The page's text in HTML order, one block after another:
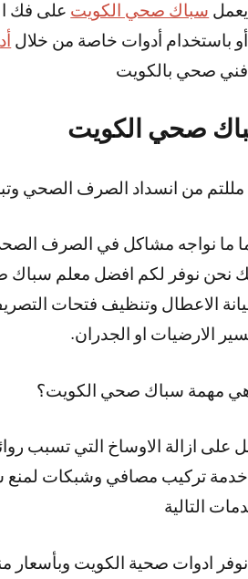
يعمل سباك صحي الكويت على فك
أو باستخدام أدوات خاصة من خلال
فني صحي بالكويت
صحي الكويت
من انسداد الصرف الصحي
ما نواجه مشاكل في الصرف الصحي
نحن نوفر لكم افضل معلم سباك
الاعطال وتنظيف فتحات
الارضيات او الجدران.
مهمة سباك صحي الكويت؟
على ازالة الاوساخ التي تسبب
تركيب مصافي وشبكات لمنع
التالية
نوفر ادوات صحية الكويت وبأسعار